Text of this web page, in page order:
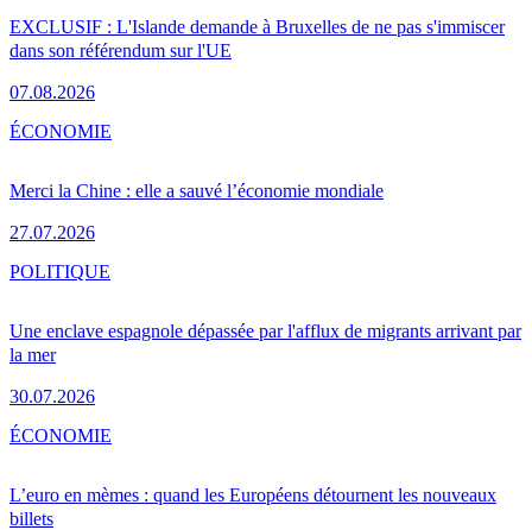
EXCLUSIF : L'Islande demande à Bruxelles de ne pas s'immiscer
dans son référendum sur l'UE
07.08.2026
Merci la Chine : elle a sauvé l’économie mondiale
27.07.2026
ÉCONOMIE
Une enclave espagnole dépassée par l'afflux de migrants arrivant par
la mer
30.07.2026
POLITIQUE
L’euro en mèmes : quand les Européens détournent les nouveaux
billets
ÉCONOMIE